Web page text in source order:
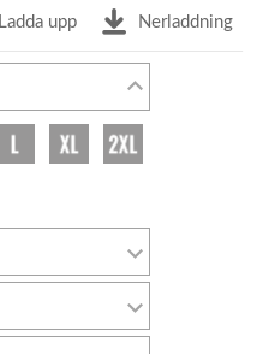
Ladda upp Nerladdning